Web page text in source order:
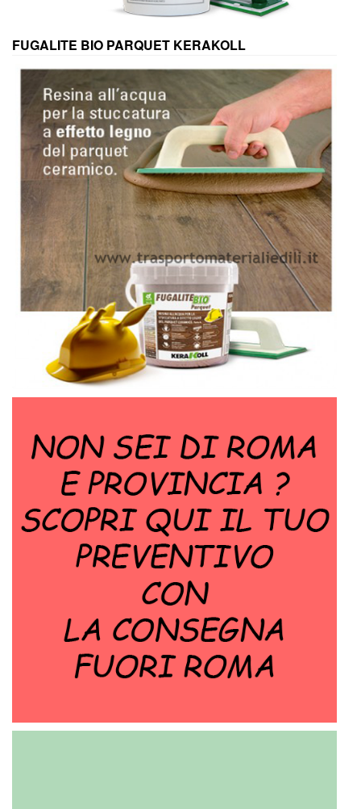
FUGALITE BIO PARQUET KERAKOLL